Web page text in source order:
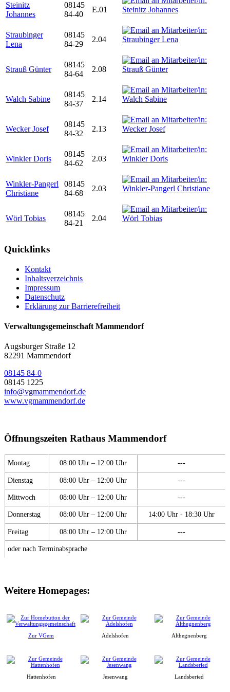
Steinitz
Johannes
08145
84-40
E.01
Straubinger
Lena
08145
84-29
2.04
Strauß Günter
08145
84-64
2.08
Walch Sabine
08145
84-37
2.14
Wecker Josef
08145
84-32
2.13
Winkler Doris
08145
84-62
2.03
Winkler-Pangerl
Christiane
08145
84-68
2.03
Wörl Tobias
08145
84-21
2.04
Quicklinks
Kontakt
Inhaltsverzeichnis
Impressum
Datenschutz
Erklärung zur Barrierefreiheit
Verwaltungsgemeinschaft Mammendorf
Augsburger Straße 12
82291 Mammendorf
08145 84-0
08145 1225
info@vgmammendorf.de
www.vgmammendorf.de
Öffnungszeiten Rathaus Mammendorf
Montag 08:00 Uhr – 12:00 Uhr ---
Dienstag 08:00 Uhr – 12:00 Uhr ---
Mittwoch 08:00 Uhr – 12:00 Uhr ---
Donnerstag 08:00 Uhr – 12:00 Uhr 14:00 Uhr - 18:30 Uhr
Freitag 08:00 Uhr – 12:00 Uhr ---
oder nach Terminabsprache
Weitere Homepages:
Zur VGem Adelshofen Althegnenberg
Hattenhofen Jesenwang Landsberied